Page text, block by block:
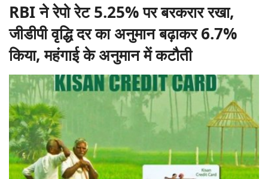
RBI ने रेपो रेट 5.25% पर बरकरार रखा,
जीडीपी वृद्धि दर का अनुमान बढ़ाकर 6.7%
किया, महंगाई के अनुमान में कटौती